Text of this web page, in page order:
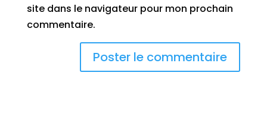
site dans le navigateur pour mon prochain
commentaire.